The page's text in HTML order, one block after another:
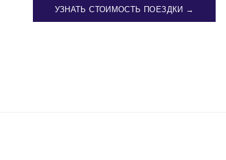
УЗНАТЬ СТОИМОСТЬ ПОЕЗДКИ →